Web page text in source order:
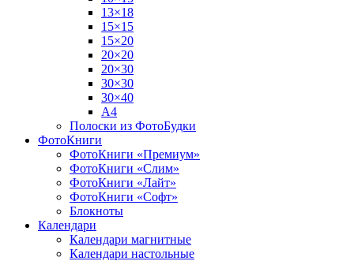
13×18
15×15
15×20
20×20
20×30
30×30
30×40
A4
Полоски из ФотоБудки
ФотоКниги
ФотоКниги «Премиум»
ФотоКниги «Слим»
ФотоКниги «Лайт»
ФотоКниги «Софт»
Блокноты
Календари
Календари магнитные
Календари настольные